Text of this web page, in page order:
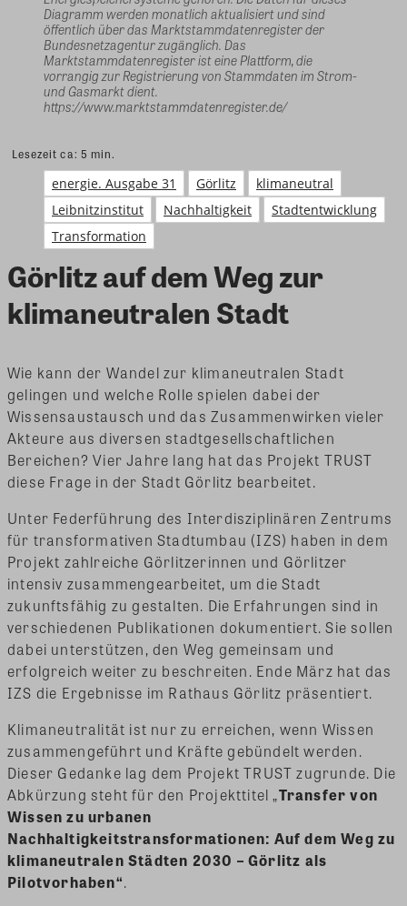
Diagramm werden monatlich aktualisiert und sind
öffentlich über das Marktstammdatenregister der
Bundesnetzagentur zugänglich. Das
Marktstammdatenregister ist eine Plattform, die
vorrangig zur Registrierung von Stammdaten im Strom-
und Gasmarkt dient.
https://www.marktstammdatenregister.de/
Lesezeit ca: 5 min.
energie. Ausgabe 31 Görlitz
klimaneutral
Leibnitzinstitut
Nachhaltigkeit
Stadtentwicklung
Transformation
Görlitz auf dem Weg zur
klimaneutralen Stadt
Wie kann der Wandel zur klimaneutralen Stadt
gelingen und welche Rolle spielen dabei der
Wissensaustausch und das Zusammenwirken vieler
Akteure aus diversen stadtgesellschaftlichen
Bereichen? Vier Jahre lang hat das Projekt TRUST
diese Frage in der Stadt Görlitz bearbeitet.
Unter Federführung des Interdisziplinären Zentrums
für transformativen Stadtumbau (IZS) haben in dem
Projekt zahlreiche Görlitzerinnen und Görlitzer
intensiv zusammengearbeitet, um die Stadt
zukunftsfähig zu gestalten. Die Erfahrungen sind in
verschiedenen Publikationen dokumentiert. Sie sollen
dabei unterstützen, den Weg gemeinsam und
erfolgreich weiter zu beschreiten. Ende März hat das
IZS die Ergebnisse im Rathaus Görlitz präsentiert.
Klimaneutralität ist nur zu erreichen, wenn Wissen
zusammengeführt und Kräfte gebündelt werden.
Dieser Gedanke lag dem Projekt TRUST zugrunde. Die
Abkürzung steht für den Projekttitel „Transfer von
Wissen zu urbanen
Nachhaltigkeitstransformationen: Auf dem Weg zu
klimaneutralen Städten 2030 – Görlitz als
Pilotvorhaben“.